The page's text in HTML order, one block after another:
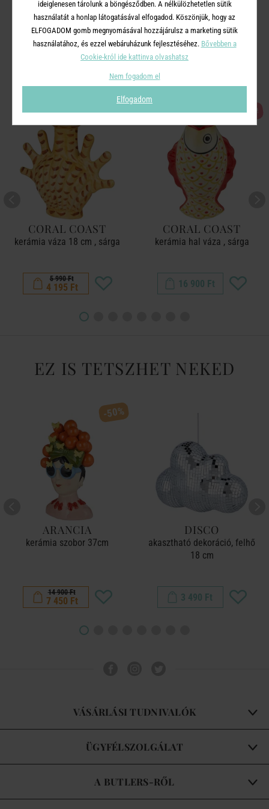
A TERMÉKCSALÁD TOVÁBBI
TERMÉKEI
-30%
CORAL COAST
kerámia váza 18 cm , sárga
5 990 Ft
4 195 Ft
ÚJ!
CORAL COAST
kerámia hal váza , sárga
16 900 Ft
EZ IS TETSZHET NEKED
-50%
ARANCIA
kerámia szobor 37cm
14 900 Ft
7 450 Ft
DISCO
akasztható dekoráció, felhő
18 cm
3 490 Ft
VÁSÁRLÁSI TUDNIVALÓK
ÜGYFÉLSZOLGÁLAT
A BUTLERS-RŐL
ideiglenesen tárolunk a böngésződben. A nélkülözhetetlen sütik
használatát a honlap látogatásával elfogadod. Köszönjük, hogy az
ELFOGADOM gomb megnyomásával hozzájárulsz a marketing sütik
használatához, és ezzel webáruházunk fejlesztéséhez. Bővebben a
Cookie-król ide kattinva olvashatsz
Nem fogadom el
Elfogadom